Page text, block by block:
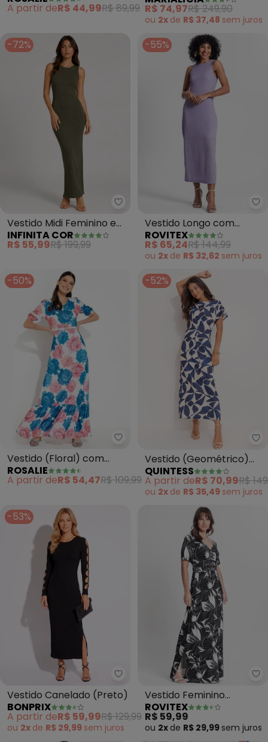
A partir deR$ 44,99R$ 89,99 R$ 74,97R$ 249,90
ou 2x de R$ 37,48 sem juros
-72%
Infinita Cor - Vestido Midi
Vestido Midi Feminino em
Ribana (Verde)
INFINITA COR
R$ 55,99R$ 199,99
-55%
Vestido Longo com
Fenda (Roxo)
ROVITEX
R$ 65,24R$ 144,99
ou 2x de R$ 32,62 sem juros
-50%
Rosalie - Vestido (Floral) com
Vestido (Floral) com
Mangas .
ROSALIE
A partir deR$ 54,47R$ 109,99
-52%
Vestido (Geométrico)
em Malha Canelada
QUINTESS
A partir deR$ 70,99R$
ou 2x de R$ 35,49 sem juros
-53%
bonprix - Vestido Canelado
Vestido Canelado (Preto)
BONPRIX
A partir deR$ 59,99R$ 129,99
ou 2x de R$ 29,99 sem juros
Vestido Feminino
Estampado (Preto)
ROVITEX
R$ 59,99
ou 2x de R$ 29,99 sem juros